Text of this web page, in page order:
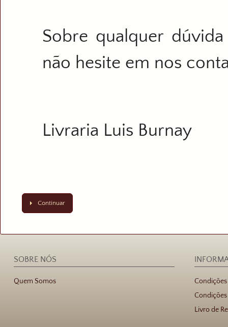
Sobre qualquer
não hesite em nos
Livraria Luis Burnay
Continuar
SOBRE NÓS
Quem Somos
Condições
Livro de